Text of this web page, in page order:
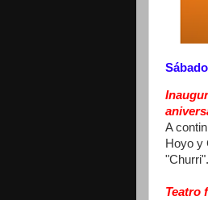
A
Hoyo y
"Churri".
Teatro